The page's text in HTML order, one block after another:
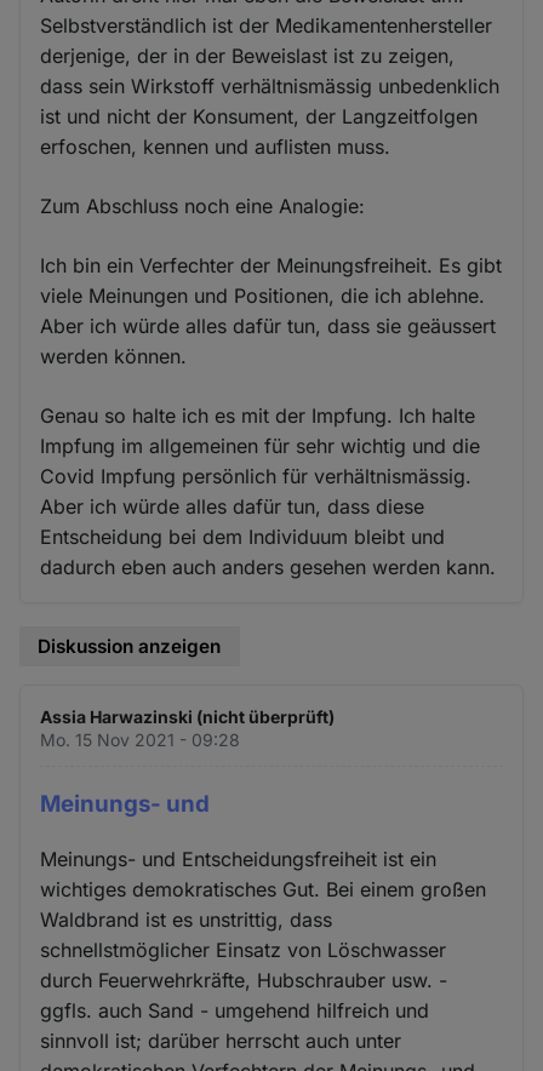
Selbstverständlich ist der Medikamentenhersteller
derjenige, der in der Beweislast ist zu zeigen,
dass sein Wirkstoff verhältnismässig unbedenklich
ist und nicht der Konsument, der Langzeitfolgen
erfoschen, kennen und auflisten muss.
Zum Abschluss noch eine Analogie:
Ich bin ein Verfechter der Meinungsfreiheit. Es gibt
viele Meinungen und Positionen, die ich ablehne.
Aber ich würde alles dafür tun, dass sie geäussert
werden können.
Genau so halte ich es mit der Impfung. Ich halte
Impfung im allgemeinen für sehr wichtig und die
Covid Impfung persönlich für verhältnismässig.
Aber ich würde alles dafür tun, dass diese
Entscheidung bei dem Individuum bleibt und
dadurch eben auch anders gesehen werden kann.
Diskussion anzeigen
Assia Harwazinski (nicht überprüft)
Mo. 15 Nov 2021 - 09:28
Meinungs- und
Meinungs- und Entscheidungsfreiheit ist ein
wichtiges demokratisches Gut. Bei einem großen
Waldbrand ist es unstrittig, dass
schnellstmöglicher Einsatz von Löschwasser
durch Feuerwehrkräfte, Hubschrauber usw. -
ggfls. auch Sand - umgehend hilfreich und
sinnvoll ist; darüber herrscht auch unter